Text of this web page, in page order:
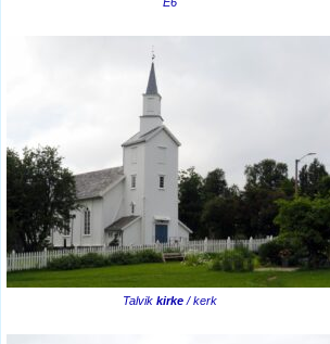
E6
Talvik kirke/ kerk